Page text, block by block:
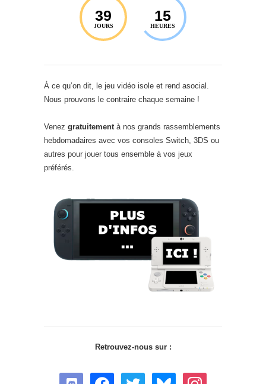
39
JOURS
15
HEURES
À ce qu’on dit, le jeu vidéo isole et rend asocial.
Nous prouvons le contraire chaque semaine !
Venez gratuitement à nos grands rassemblements
hebdomadaires avec vos consoles Switch, 3DS ou
autres pour jouer tous ensemble à vos jeux
préférés.
Retrouvez-nous sur :
discord facebook twitter bluesky instagram